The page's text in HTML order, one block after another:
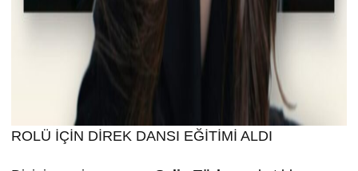
ROLÜ İÇİN DİREK DANSI EĞİTİMİ ALDI